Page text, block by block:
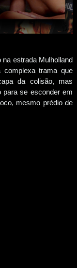
estrada Mulholland
trama que
da colisão, mas
para se esconder em
mesmo prédio de